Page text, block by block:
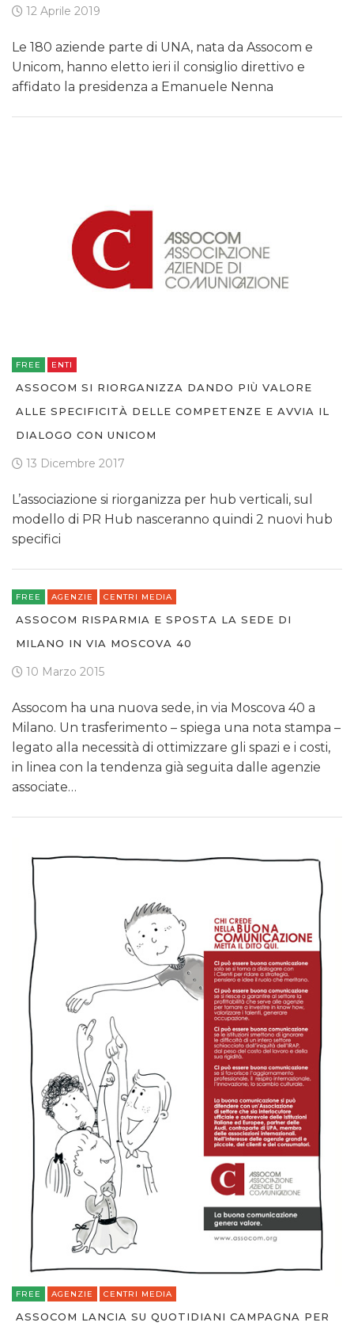
12 Aprile 2019
Le 180 aziende parte di UNA, nata da Assocom e
Unicom, hanno eletto ieri il consiglio direttivo e
affidato la presidenza a Emanuele Nenna
FREE ENTI
ASSOCOM SI RIORGANIZZA DANDO PIÙ VALORE
ALLE SPECIFICITÀ DELLE COMPETENZE E AVVIA IL
DIALOGO CON UNICOM
13 Dicembre 2017
L’associazione si riorganizza per hub verticali, sul
modello di PR Hub nasceranno quindi 2 nuovi hub
specifici
FREE AGENZIE CENTRI MEDIA
ASSOCOM RISPARMIA E SPOSTA LA SEDE DI
MILANO IN VIA MOSCOVA 40
10 Marzo 2015
Assocom ha una nuova sede, in via Moscova 40 a
Milano. Un trasferimento – spiega una nota stampa –
legato alla necessità di ottimizzare gli spazi e i costi,
in linea con la tendenza già seguita dalle agenzie
associate…
FREE AGENZIE CENTRI MEDIA
ASSOCOM LANCIA SU QUOTIDIANI CAMPAGNA PER